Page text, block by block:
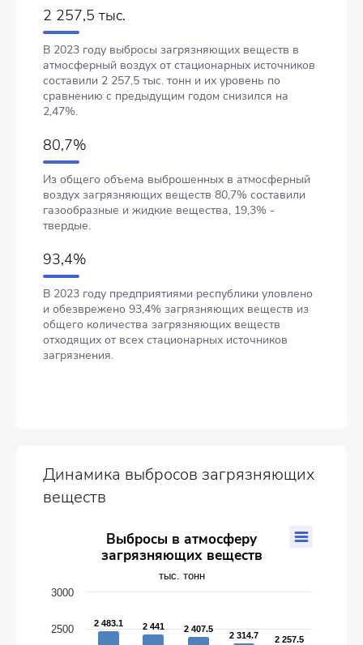
2 257,5 тыс.
В 2023 году выбросы загрязняющих веществ в
атмосферный воздух от стационарных источников
составили 2 257,5 тыс. тонн и их уровень по
сравнению с предыдущим годом снизился на
2,47%.
80,7%
Из общего объема выброшенных в атмосферный
воздух загрязняющих веществ 80,7% составили
газообразные и жидкие вещества, 19,3% -
твердые.
93,4%
В 2023 году предприятиями республики уловлено
и обезврежено 93,4% загрязняющих веществ из
общего количества загрязняющих веществ
отходящих от всех стационарных источников
загрязнения.
Динамика выбросов загрязняющих
веществ
Выброcы в атмосферу загрязняющих веществ
Bar chart with 5 bars.
The chart has 1 X axis displaying categories.
Выброcы в атмосферу
загрязняющих веществ
тыс. тонн
2 483.1
2 483.1 2 441
2 441 2 407.5
2 407.5
2 314.7
2 314.7 2 257.5
2 257.5
2500
3000